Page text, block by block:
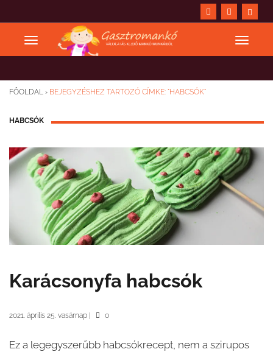
FŐOLDAL › BEJEGYZÉSHEZ TARTOZÓ CÍMKE: "HABCSÓK"
HABCSÓK
Karácsonyfa habcsók
2021. április 25. vasárnap 0
Ez a legegyszerűbb habcsókrecept, nem a szirupos